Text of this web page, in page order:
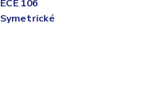
ECE 106
Symetrické